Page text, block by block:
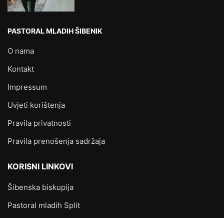
PASTORAL MLADIH ŠIBENIK
O nama
Kontakt
Impressum
Uvjeti korištenja
Pravila privatnosti
Pravila prenošenja sadržaja
KORISNI LINKOVI
Šibenska biskupija
Pastoral mladih Split